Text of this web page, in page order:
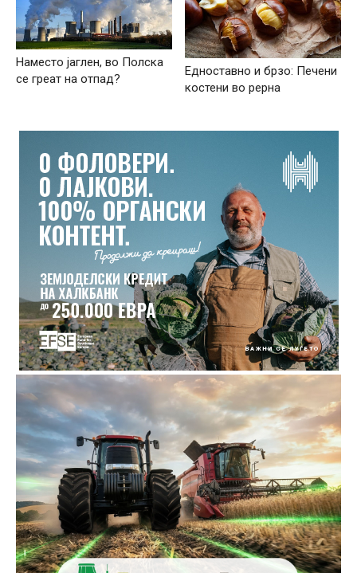
Наместо јаглен, во Полска
се греат на отпад?
Едноставно и брзо: Печени
костени во рерна